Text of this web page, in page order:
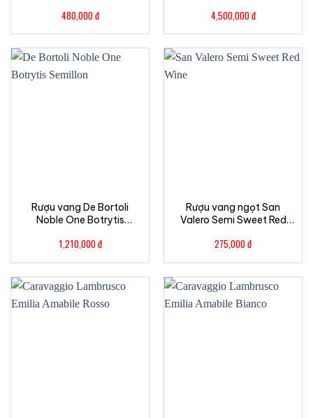
480,000đ 4,500,000đ
Rượu vang De Bortoli
Noble One Botrytis
1,210,000đ
Rượu vang ngọt San
Valero Semi Sweet Red
275,000đ